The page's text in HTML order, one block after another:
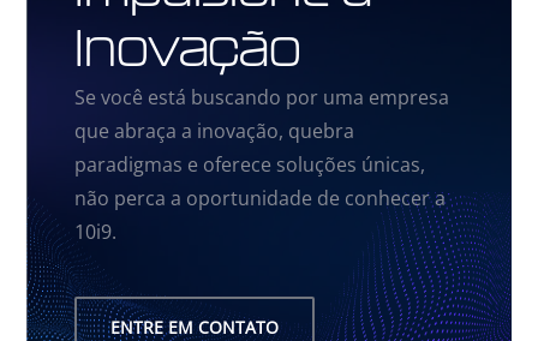
Inovação
Se você está buscando por uma empresa
que abraça a inovação, quebra
paradigmas e oferece soluções únicas,
não perca a oportunidade de conhecer a
10i9.
ENTRE EM CONTATO